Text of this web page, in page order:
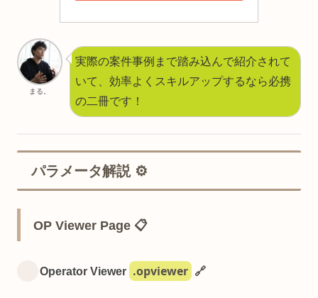
まる。
実際の案件事例まで踏み込んで紹介されて
いて、効率よくスキルアップするなら必携
の二冊です！
パラメータ解説 ⚙️
OP Viewer Page 📋
Operator Viewer .opviewer 🔗